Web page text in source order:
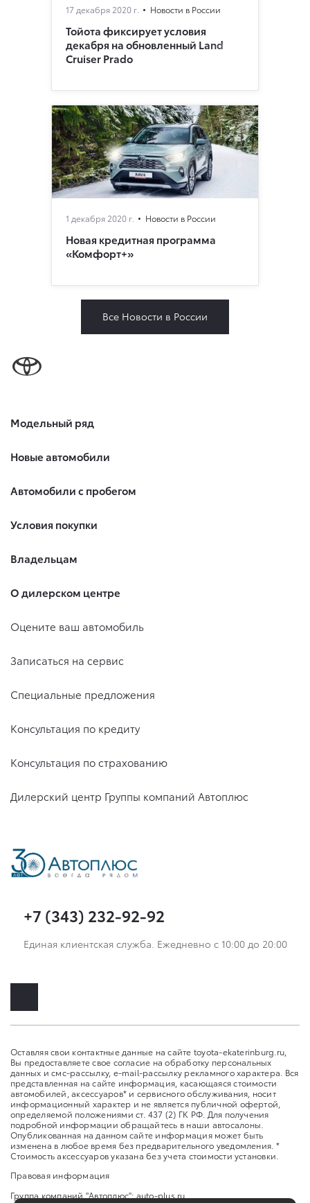
17 декабря 2020 г. Новости в России
Тойота фиксирует условия
декабря на обновленный Land
Cruiser Prado
1 декабря 2020 г. Новости в России
Новая кредитная программа
«Комфорт+»
Все Новости в России
Модельный ряд
Новые автомобили
Автомобили с пробегом
Условия покупки
Владельцам
О дилерском центре
Оцените ваш автомобиль
Записаться на сервис
Специальные предложения
Консультация по кредиту
Консультация по страхованию
Дилерский центр Группы компаний Автоплюс
+7 (343) 232-92-92
Единая клиентская служба. Ежедневно с 10:00 до 20:00
Оставляя свои контактные данные на сайте toyota-ekaterinburg.ru,
Вы предоставляете свое согласие на обработку персональных
данных и смс-рассылку, e-mail-рассылку рекламного характера. Вся
представленная на сайте информация, касающаяся стоимости
автомобилей, аксессуаров* и сервисного обслуживания, носит
информационный характер и не является публичной офертой,
определяемой положениями ст. 437 (2) ГК РФ. Для получения
подробной информации обращайтесь в наши автосалоны.
Опубликованная на данном сайте информация может быть
изменена в любое время без предварительного уведомления. *
Стоимость аксессуаров указана без учета стоимости установки.
Правовая информация
Группа компаний "Автоплюс": auto-plus.ru